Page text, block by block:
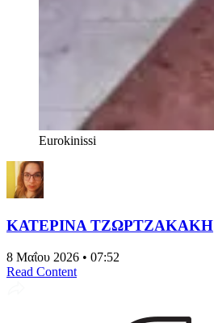
Eurokinissi
ΚΑΤΕΡΙΝΑ ΤΖΩΡΤΖΑΚΑΚΗ
8 Μαΐου 2026 • 07:52
Read Content